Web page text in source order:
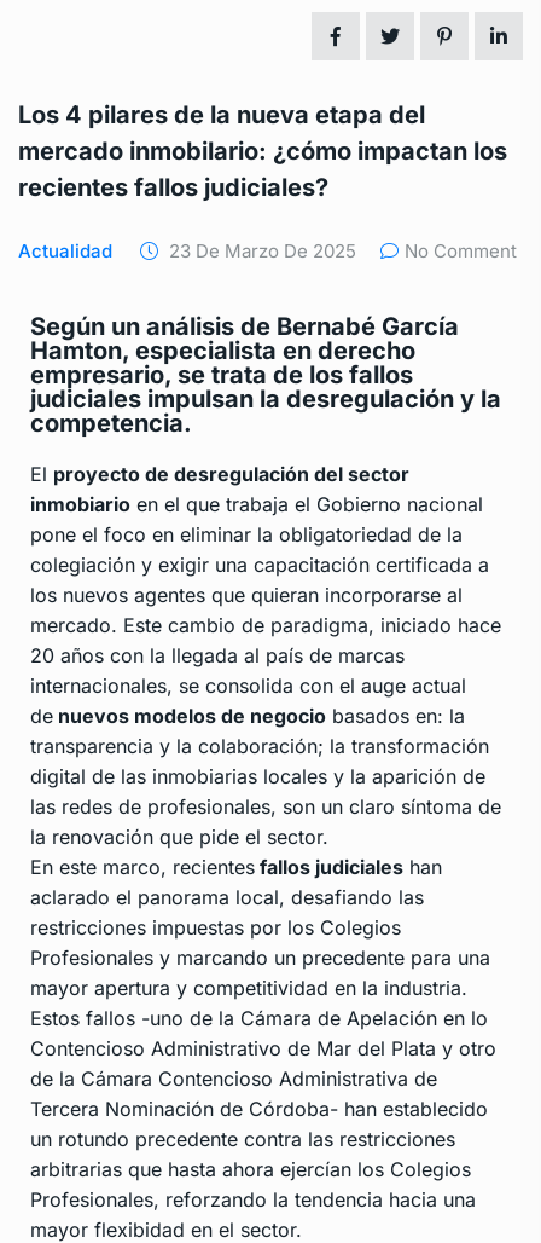
Los 4 pilares de la nueva etapa del
mercado inmobilario: ¿cómo impactan los
recientes fallos judiciales?
Actualidad 23 De Marzo De 2025 No Comment
Según un análisis de Bernabé García
Hamton, especialista en derecho
empresario, se trata de los fallos
judiciales impulsan la desregulación y la
competencia.
El proyecto de desregulación del sector
inmobiario en el que trabaja el Gobierno nacional
pone el foco en eliminar la obligatoriedad de la
colegiación y exigir una capacitación certificada a
los nuevos agentes que quieran incorporarse al
mercado. Este cambio de paradigma, iniciado hace
20 años con la llegada al país de marcas
internacionales, se consolida con el auge actual
de nuevos modelos de negocio basados en: la
transparencia y la colaboración; la transformación
digital de las inmobiarias locales y la aparición de
las redes de profesionales, son un claro síntoma de
la renovación que pide el sector.
En este marco, recientes fallos judiciales han
aclarado el panorama local, desafiando las
restricciones impuestas por los Colegios
Profesionales y marcando un precedente para una
mayor apertura y competitividad en la industria.
Estos fallos -uno de la Cámara de Apelación en lo
Contencioso Administrativo de Mar del Plata y otro
de la Cámara Contencioso Administrativa de
Tercera Nominación de Córdoba- han establecido
un rotundo precedente contra las restricciones
arbitrarias que hasta ahora ejercían los Colegios
Profesionales, reforzando la tendencia hacia una
mayor flexibidad en el sector.